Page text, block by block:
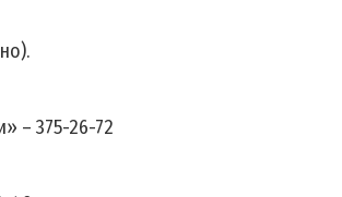
– 375-26-72